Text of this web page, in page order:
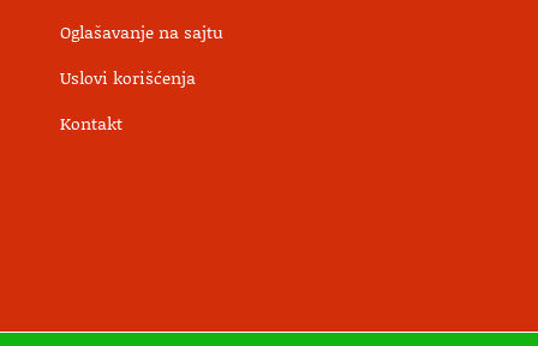
Oglašavanje na sajtu
Uslovi korišćenja
Kontakt